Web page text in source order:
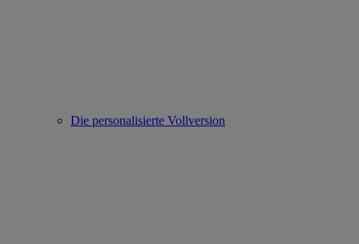
Die personalisierte Vollversion